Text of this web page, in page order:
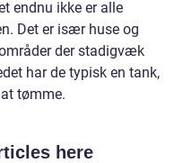
endnu ikke er alle
Det er især huse og
der stadigvæk
har de typisk en tank,
tømme.
here